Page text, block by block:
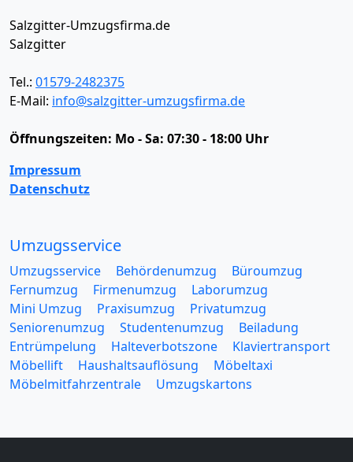
Salzgitter-Umzugsfirma.de
Salzgitter
Tel.: 01579-2482375
E-Mail: info@salzgitter-umzugsfirma.de
Öffnungszeiten: Mo - Sa: 07:30 - 18:00 Uhr
Impressum
Datenschutz
Umzugsservice
Umzugsservice Behördenumzug
Büroumzug
Fernumzug
Firmenumzug
Laborumzug
Mini Umzug
Praxisumzug
Privatumzug
Seniorenumzug
Studentenumzug
Beiladung
Entrümpelung
Halteverbotszone
Klaviertransport
Möbellift
Haushaltsauflösung
Möbeltaxi
Möbelmitfahrzentrale
Umzugskartons